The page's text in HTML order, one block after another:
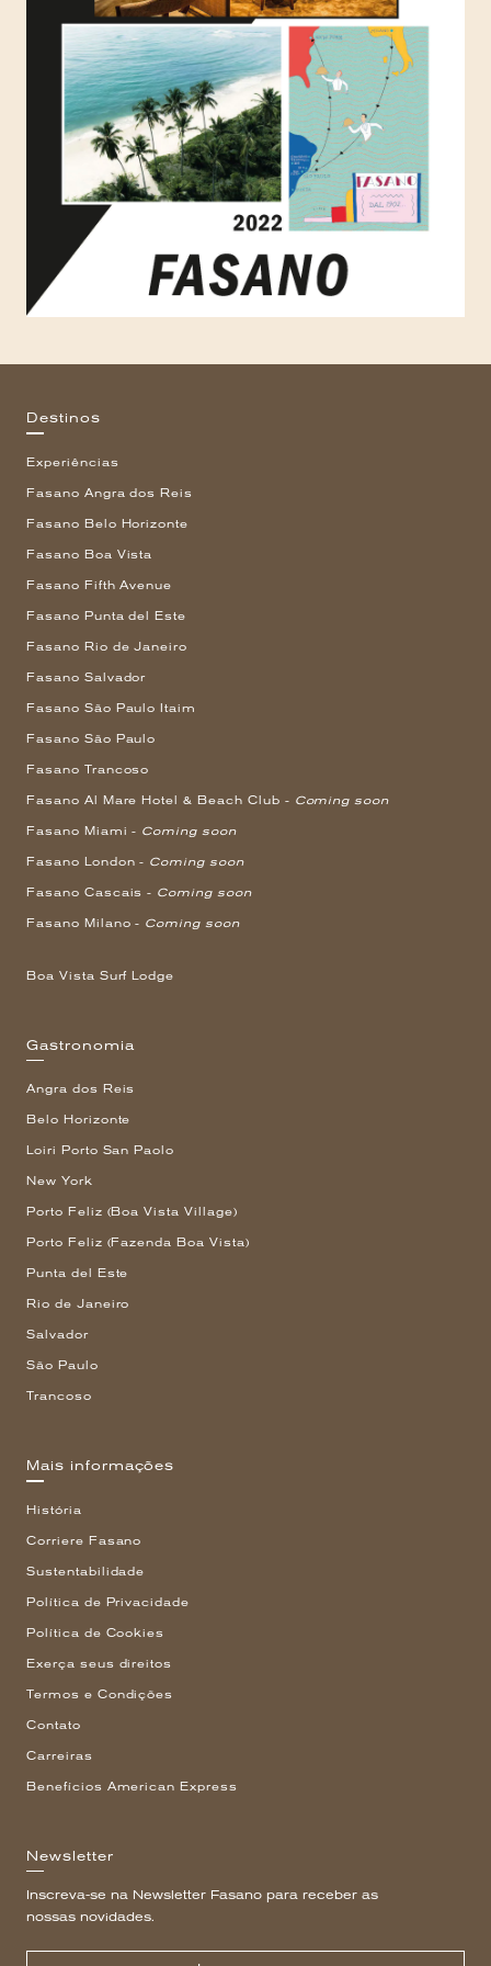
Destinos
Experiências
Fasano Angra dos Reis
Fasano Belo Horizonte
Fasano Boa Vista
Fasano Fifth Avenue
Fasano Punta del Este
Fasano Rio de Janeiro
Fasano Salvador
Fasano São Paulo Itaim
Fasano São Paulo
Fasano Trancoso
Fasano Al Mare Hotel & Beach Club - Coming soon
Fasano Miami - Coming soon
Fasano London - Coming soon
Fasano Cascais - Coming soon
Fasano Milano - Coming soon
Boa Vista Surf Lodge
Gastronomia
Angra dos Reis
Belo Horizonte
Loiri Porto San Paolo
New York
Porto Feliz (Boa Vista Village)
Porto Feliz (Fazenda Boa Vista)
Punta del Este
Rio de Janeiro
Salvador
São Paulo
Trancoso
Mais informações
História
Corriere Fasano
Sustentabilidade
Política de Privacidade
Política de Cookies
Exerça seus direitos
Termos e Condições
Contato
Carreiras
Benefícios American Express
Newsletter
Inscreva-se na Newsletter Fasano para receber as
nossas novidades.